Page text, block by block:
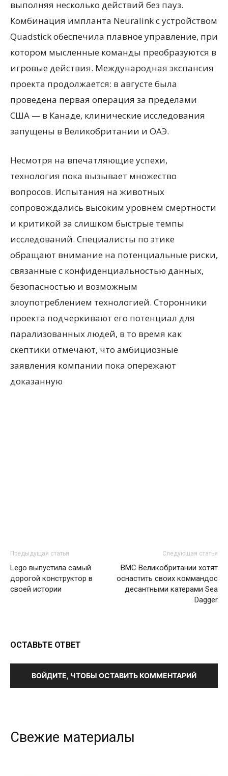
выполняя несколько действий без пауз.
Комбинация импланта Neuralink с устройством
Quadstick обеспечила плавное управление, при
котором мысленные команды преобразуются в
игровые действия. Международная экспансия
проекта продолжается: в августе была
проведена первая операция за пределами
США — в Канаде, клинические исследования
запущены в Великобритании и ОАЭ.
Несмотря на впечатляющие успехи,
технология пока вызывает множество
вопросов. Испытания на животных
сопровождались высоким уровнем смертности
и критикой за слишком быстрые темпы
исследований. Специалисты по этике
обращают внимание на потенциальные риски,
связанные с конфиденциальностью данных,
безопасностью и возможным
злоупотреблением технологией. Сторонники
проекта подчеркивают его потенциал для
парализованных людей, в то время как
скептики отмечают, что амбициозные
заявления компании пока опережают
доказанную
Предыдущая статья
Lego выпустила самый
дорогой конструктор в
своей истории
Следующая статья
ВМС Великобритании хотят
оснастить своих коммандос
десантными катерами Sea
Dagger
ОСТАВЬТЕ ОТВЕТ
ВОЙДИТЕ, ЧТОБЫ ОСТАВИТЬ КОММЕНТАРИЙ
Свежие материалы